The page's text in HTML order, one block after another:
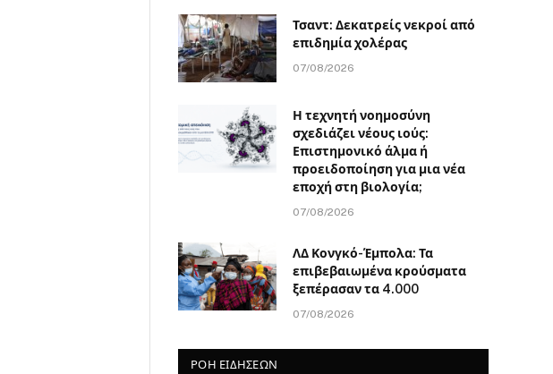
Τσαντ: Δεκατρείς νεκροί από
επιδημία χολέρας
07/08/2026
Η τεχνητή νοημοσύνη
σχεδιάζει νέους ιούς:
Επιστημονικό άλμα ή
προειδοποίηση για μια νέα
εποχή στη βιολογία;
07/08/2026
ΛΔ Κονγκό-Έμπολα: Τα
επιβεβαιωμένα κρούσματα
ξεπέρασαν τα 4.000
07/08/2026
ΡΟΗ ΕΙΔΗΣΕΩΝ